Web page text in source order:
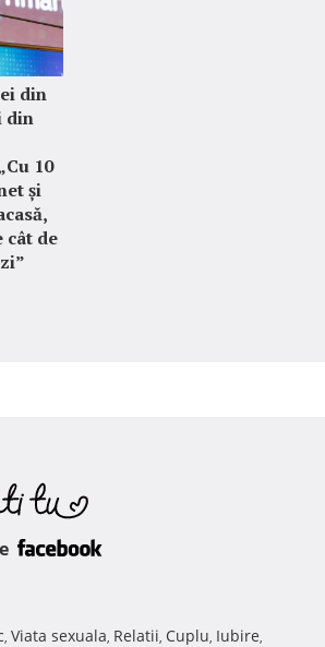
din
din
10
și
cât de
, Viata sexuala, Relatii, Cuplu, Iubire,